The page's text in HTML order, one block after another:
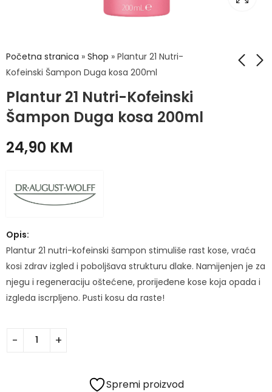
Početna stranica » Shop » Plantur 21 Nutri-
Kofeinski Šampon Duga kosa 200ml
Plantur 21 Nutri-Kofeinski
Šampon Duga kosa 200ml
Oral B Pasta
Complete
Protection 75ml
Pharmaceris Puri-
Sebogel Gel za
Dubinsko Čišćenje
24,90 KM
Opis:
Plantur 21 nutri-kofeinski šampon stimuliše rast kose, vraća
kosi zdrav izgled i poboljšava strukturu dlake. Namijenjen je za
njegu i regeneraciju oštećene, prorijeđene kose koja opada i
izgleda iscrpljeno. Pusti kosu da raste!
Spremi proizvod